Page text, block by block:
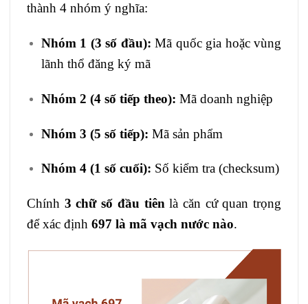
thành 4 nhóm ý nghĩa:
Nhóm 1 (3 số đầu): Mã quốc gia hoặc vùng
lãnh thổ đăng ký mã
Nhóm 2 (4 số tiếp theo): Mã doanh nghiệp
Nhóm 3 (5 số tiếp): Mã sản phẩm
Nhóm 4 (1 số cuối): Số kiểm tra (checksum)
Chính 3 chữ số đầu tiên là căn cứ quan trọng
để xác định 697 là mã vạch nước nào.